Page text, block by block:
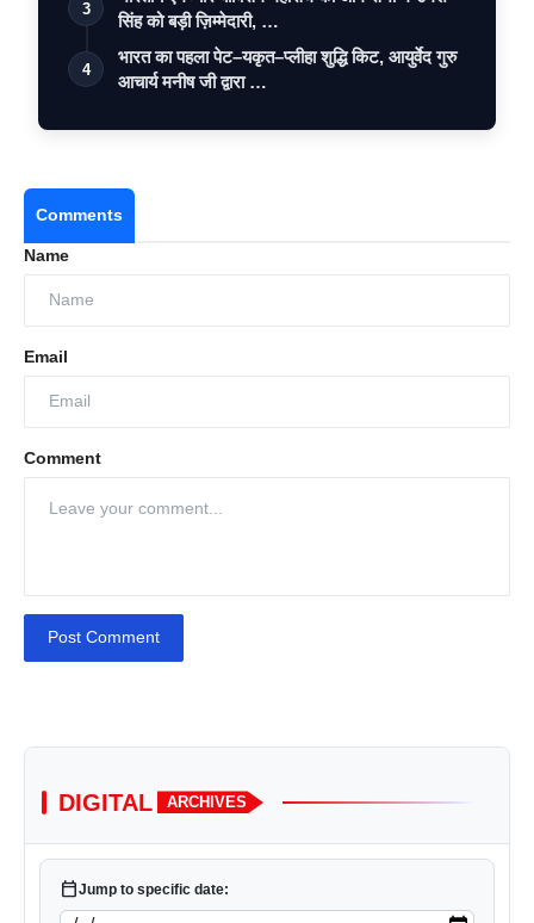
3
सिंह को बड़ी ज़िम्मेदारी, …
4
भारत का पहला पेट–यकृत–प्लीहा शुद्धि किट, आयुर्वेद गुरु
आचार्य मनीष जी द्वारा …
Comments
Name
Email
Comment
Post Comment
DIGITAL ARCHIVES
calendar_todayJump to specific date: